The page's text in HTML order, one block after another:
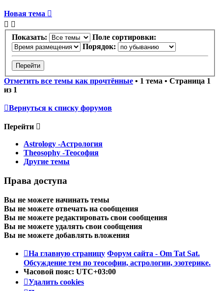
Новая тема
Показать:
Поле сортировки:
Порядок:
Отметить все темы как прочтённые • 1 тема • Страница 1
из 1
Вернуться к списку форумов
Перейти
Astrology -Астрология
Theosophy -Теософия
Другие темы
Права доступа
Вы не можете начинать темы
Вы не можете отвечать на сообщения
Вы не можете редактировать свои сообщения
Вы не можете удалять свои сообщения
Вы не можете добавлять вложения
На главную страницу Форум сайта - Om Tat Sat.
Обсуждение тем по теософии, астрологии, эзотерике.
Часовой пояс: UTC+03:00
Удалить cookies